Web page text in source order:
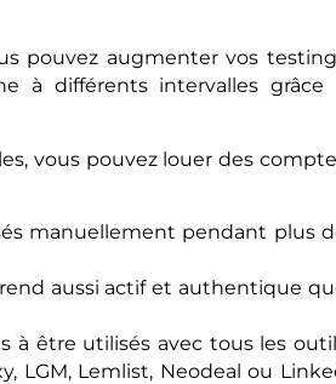
pouvez augmenter vos
à différents intervalles grâce
vous pouvez louer des
manuellement pendant plus
aussi actif et authentique
à être utilisés avec tous les
LGM, Lemlist, Neodeal ou